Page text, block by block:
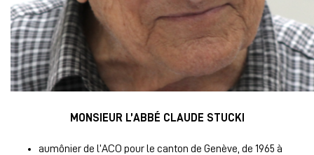
MONSIEUR L’ABBÉ CLAUDE STUCKI
aumônier de l’ACO pour le canton de Genève, de 1965 à